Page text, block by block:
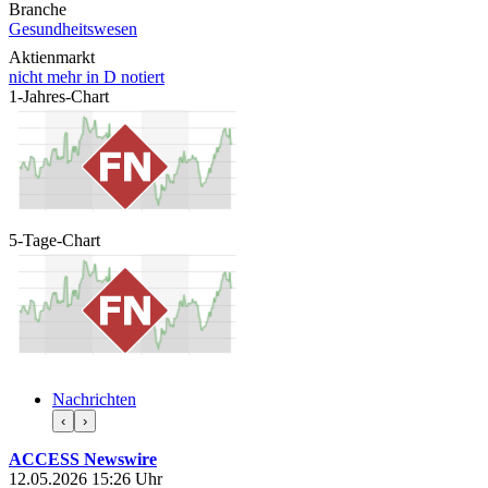
Branche
Gesundheitswesen
Aktienmarkt
nicht mehr in D notiert
1-Jahres-Chart
5-Tage-Chart
Nachrichten
‹ ›
ACCESS Newswire
12.05.2026 15:26 Uhr